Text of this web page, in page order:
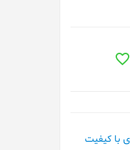
با کیفیت